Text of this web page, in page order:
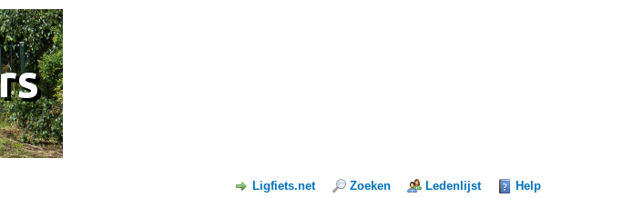
Ligfiets.net Zoeken Ledenlijst Help